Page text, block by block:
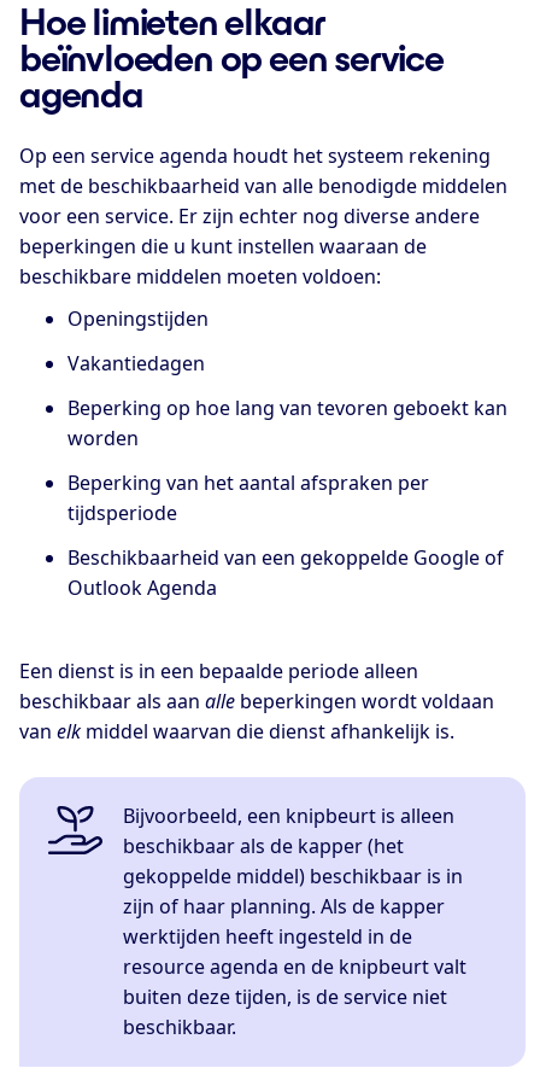
Hoe limieten elkaar
beïnvloeden op een service
agenda
Op een service agenda houdt het systeem rekening
met de beschikbaarheid van alle benodigde middelen
voor een service. Er zijn echter nog diverse andere
beperkingen die u kunt instellen waaraan de
beschikbare middelen moeten voldoen:
Openingstijden
Vakantiedagen
Beperking op hoe lang van tevoren geboekt kan
worden
Beperking van het aantal afspraken per
tijdsperiode
Beschikbaarheid van een gekoppelde Google of
Outlook Agenda
Een dienst is in een bepaalde periode alleen
beschikbaar als aan alle beperkingen wordt voldaan
van elk middel waarvan die dienst afhankelijk is.
Bijvoorbeeld, een knipbeurt is alleen
beschikbaar als de kapper (het
gekoppelde middel) beschikbaar is in
zijn of haar planning. Als de kapper
werktijden heeft ingesteld in de
resource agenda en de knipbeurt valt
buiten deze tijden, is de service niet
beschikbaar.